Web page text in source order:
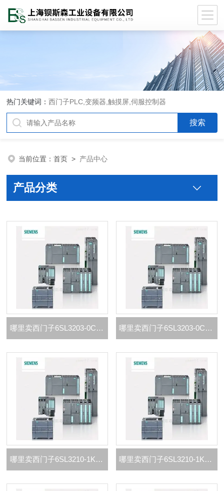
热门关键词：西门子PLC,变频器,触摸屏,伺服控制器
当前位置：首页 > 产品中心
产品分类
哪里卖西门子6SL3203-0CE21-0AA0代理商 哪里卖西门子6SL3203-0CE13-2AA0代理商
哪里卖西门子6SL3210-1KE23-8代理商 哪里卖西门子6SL3210-1KE23-2代理商